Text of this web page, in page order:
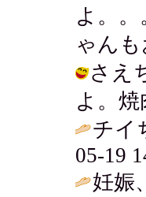
よ。
ゃんも
さえ
よ。
チイ
05-19
妊娠